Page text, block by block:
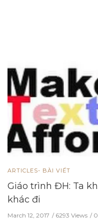
ARTICLES- BÀI VIẾT
Giáo trình ĐH: Ta
khác đi
March 12, 2017 6293 Views